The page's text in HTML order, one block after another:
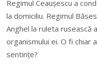
Regimul Ceaușescu a
la domiciliu. Regimul
Anghel la ruleta rusească
organismului ei. O fi chiar
sentințe?